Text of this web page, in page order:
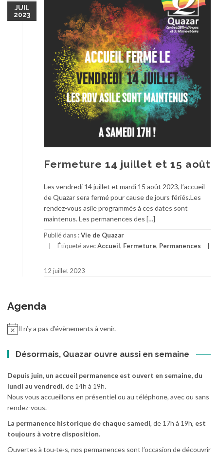
JUIL
2023
Fermeture 14 juillet et 15 août
Les vendredi 14 juillet et mardi 15 août 2023, l’accueil
de Quazar sera fermé pour cause de jours fériés.Les
rendez-vous asile programmés à ces dates sont
maintenus. Les permanences des […]
Publié dans :Vie de Quazar
Étiqueté avecAccueil, Fermeture, Permanences
12 juillet 2023
Agenda
Il n’y a pas d’évènements à venir.
Désormais, Quazar ouvre aussi en semaine
Depuis juin, un accueil permanence est ouvert en semaine, du
lundi au vendredi, de 14h à 19h.
Nous vous accueillons en présentiel ou au téléphone, avec ou sans
rendez-vous.
La permanence historique de chaque samedi, de 17h à 19h, est
toujours à votre disposition.
Ouvertes à tou·te·s, nos permanences sont l’occasion de découvrir